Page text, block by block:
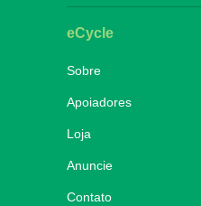
eCycle
Sobre
Apoiadores
Loja
Anuncie
Contato